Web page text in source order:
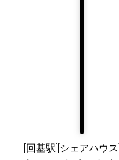
[回基駅][シェアハウ